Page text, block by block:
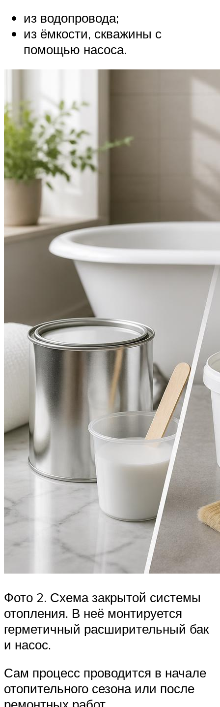
из водопровода;
из ёмкости, скважины с
помощью насоса.
Фото 2. Схема закрытой системы
отопления. В неё монтируется
герметичный расширительный бак
и насос.
Сам процесс проводится в начале
отопительного сезона или после